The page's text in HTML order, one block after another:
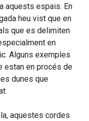
aquests espais. En
heu vist que en
que es delimiten
en
Alguns exemples
estan en procés de
dunes que
aquestes cordes